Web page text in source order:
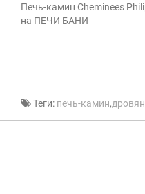
Печь-камин Cheminees
на ПЕЧИ БАНИ
Теги: печь-камин,